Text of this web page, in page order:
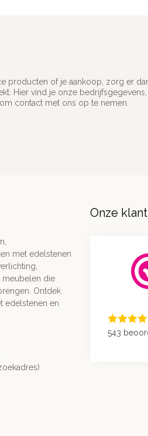
producten of je aankoop, zorg er
Hier vind je onze
contact met ons op te nemen.
met edelstenen
meubelen die
Ontdek
edelstenen en
Onze
543